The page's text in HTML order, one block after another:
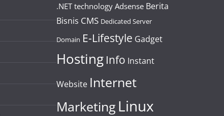
.NET technology Adsense Berita
Bisnis CMS Dedicated Server
Domain E-Lifestyle Gadget
Hosting Info Instant
Website Internet
Marketing Linux